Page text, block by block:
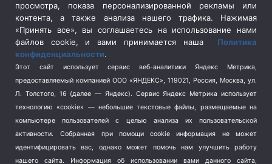
Социальная политика
(3)
Спецоперация в Украине
Спецоперация на Украине
(404)
Спорт (740)
Терроризм (1)
Транспорт (262)
Туризм (178)
просмотра, показа персонализированной рекламы или
контента, а также анализа нашего трафика. Нажимая
«Принять все», вы соглашаетесь на использование нами
файлов cookie, и вами принимается наша Политика
конфиденциальности.
Этот сайт использует сервис веб-аналитики Яндекс Метрика,
предоставляемый компанией ООО «ЯНДЕКС», 119021, Россия, Москва, ул.
Л. Толстого, 16 (далее — Яндекс). Сервис Яндекс Метрика использует
технологию «cookie» — небольшие текстовые файлы, размещаемые на
компьютере пользователей с целью анализа их пользовательской
активности.
Собранная при помощи cookie информация не может
идентифицировать вас, однако может помочь нам улучшить работу
нашего сайта. Информация об использовании вами данного сайта,